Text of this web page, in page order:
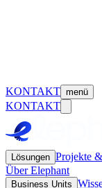
KONTAKT menü
KONTAKT
Lösungen Projekte
Über Elephant
Business Units